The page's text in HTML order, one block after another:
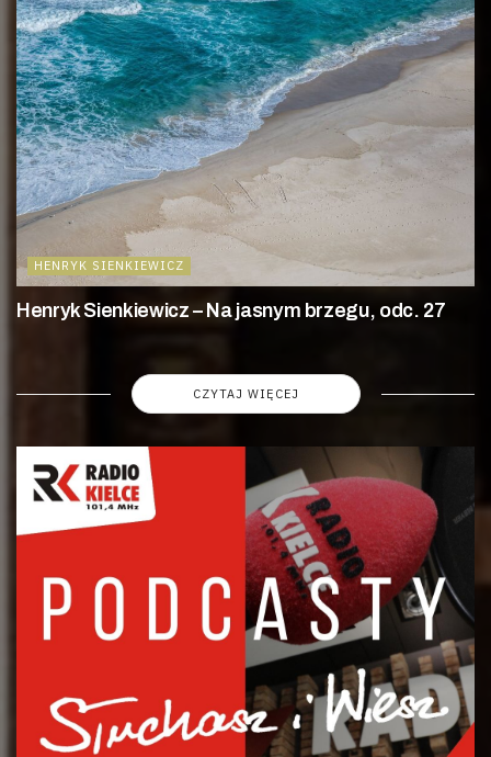
HENRYK SIENKIEWICZ
Henryk Sienkiewicz – Na jasnym brzegu, odc. 27
CZYTAJ WIĘCEJ